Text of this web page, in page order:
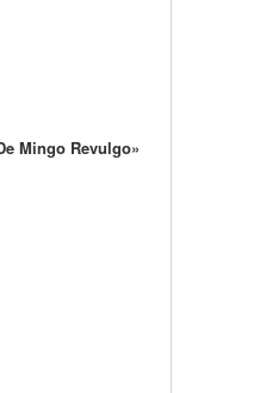
Mingo Revulgo»